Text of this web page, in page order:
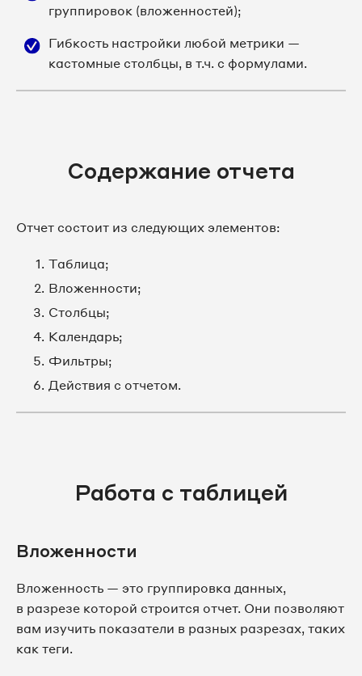
группировок (вложенностей);
Гибкость настройки любой метрики —
кастомные столбцы, в т.ч. с формулами.
Содержание отчета
Отчет состоит из следующих элементов:
Таблица;
Вложенности;
Столбцы;
Календарь;
Фильтры;
Действия с отчетом.
Работа с таблицей
Вложенности
Вложенность — это группировка данных,
в разрезе которой строится отчет. Они позволяют
вам изучить показатели в разных разрезах, таких
как теги.